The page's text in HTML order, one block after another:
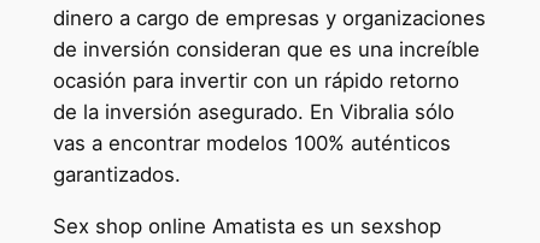
dinero a cargo de empresas y organizaciones
de inversión consideran que es una increíble
ocasión para invertir con un rápido retorno
de la inversión asegurado. En Vibralia sólo
vas a encontrar modelos 100% auténticos
garantizados.
Sex shop online Amatista es un sexshop